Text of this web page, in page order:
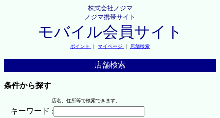
株式会社ノジマ
ノジマ携帯サイト
モバイル会員サイト
ポイント ｜ マイページ ｜ 店舗検索
店舗検索
条件から探す
店名、住所等で検索できます。
キーワード :